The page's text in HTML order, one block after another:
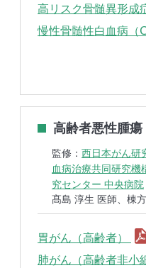
高リスク骨髄異形成
慢性骨髄性白血病（
高齢者悪性腫瘍
監修： 西日本がん研
血病治療共同研究機
究センター 中央病院
髙島 淳生 医師、棟
胃がん（高齢者）
肺がん（高齢者非小